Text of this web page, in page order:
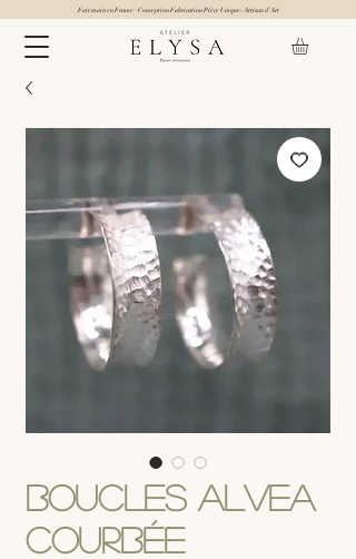
Fait main en France - Conception Fabrication Pièce Unique- Artisan d'Art
Boucles Alvea
Courbée